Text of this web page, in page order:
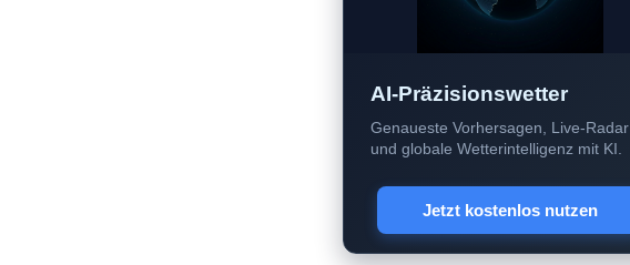
AI-Präzisionswetter
Genaueste Vorhersagen, Live-Radar
und globale Wetterintelligenz mit KI.
Jetzt kostenlos nutzen